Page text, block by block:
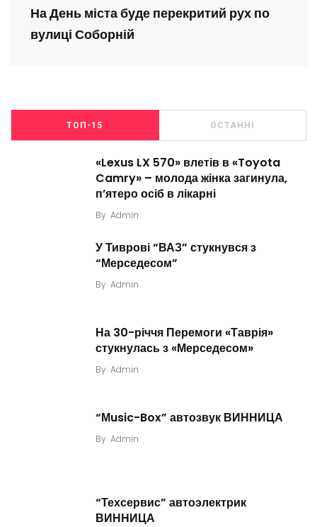
На День міста буде перекритий рух по
вулиці Соборній
ТОП-15 ОСТАННІ
«Lexus LX 570» влетів в «Toyota
Camry» – молода жінка загинула,
п’ятеро осіб в лікарні
By Admin
У Тиврові “ВАЗ” стукнувся з
“Мерседесом”
By Admin
На 30-річчя Перемоги «Таврія»
стукнулась з «Мерседесом»
By Admin
“Мusic-Box” автозвук ВИННИЦА
By Admin
“Техсервис” автоэлектрик
ВИННИЦА